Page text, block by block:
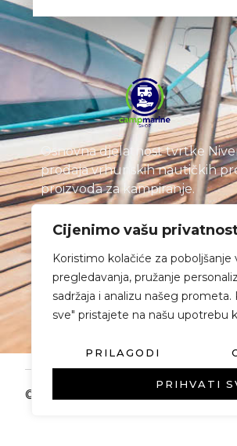
Cijenimo vašu
Koristimo kolačiće za poboljšanje
pregledavanja, pružanje
sadržaja i analizu našeg
sve" pristajete na našu upotrebu
PRILAGODI
PRIHVATI
Osnovna djelatnost tvrtke
prodaja vrhunskih nautičkih
proizvoda za kampiranje.
© Nivera 2025